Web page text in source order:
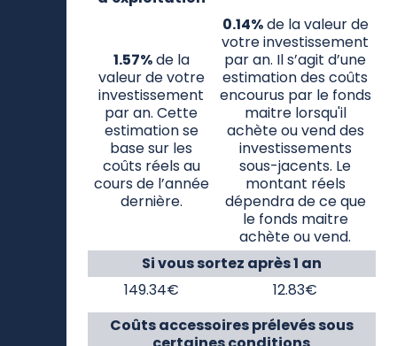
administratifs
1.57% de la
valeur de votre
investissement
par an. Cette
estimation se
base sur les
dernière.
0.14%de la valeur de
votre investissement
par an. Il s’agit d’une
estimation des coûts
encourus par le fonds
maitre lorsqu'il
achète ou vend des
investissements
sous-jacents. Le
montant réels
dépendra de ce que
le fonds maitre
achète ou vend.
Si vous sortez après 1 an
149.34€
12.83€